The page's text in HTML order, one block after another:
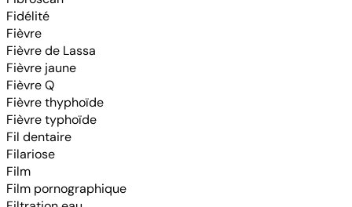
Fidélité
Fièvre
Fièvre de Lassa
Fièvre jaune
Fièvre Q
Fièvre thyphoïde
Fièvre typhoïde
Fil dentaire
Filariose
Film
Film pornographique